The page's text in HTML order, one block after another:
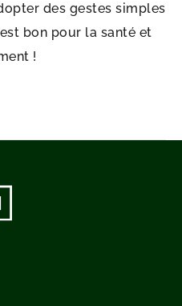
des gestes simples
bon pour la santé et
!